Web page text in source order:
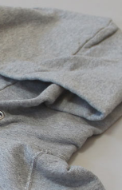
(cm)
袖丈 (cm)
82
54.5
55
88 57.5
め（顔料染め）、
ありますので単品